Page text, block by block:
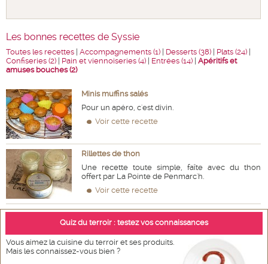
Les bonnes recettes de Syssie
Toutes les recettes Accompagnements (1) Desserts (38) Plats (24)
Confiseries (2)
Pain et viennoiseries (4) Entrées (14) Apéritifs et
amuses bouches (2)
Minis muffins salés
Pour un apéro, c'est divin.
Voir cette recette
Rillettes de thon
Une recette toute simple, faîte avec du thon
offert par La Pointe de Penmarc'h.
Voir cette recette
Quiz du terroir : testez vos connaissances
Vous aimez la cuisine du terroir et ses produits.
Mais les connaissez-vous bien ?